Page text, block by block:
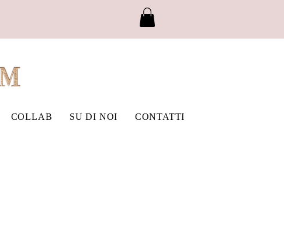
COLLAB SU DI NOI CONTATTI